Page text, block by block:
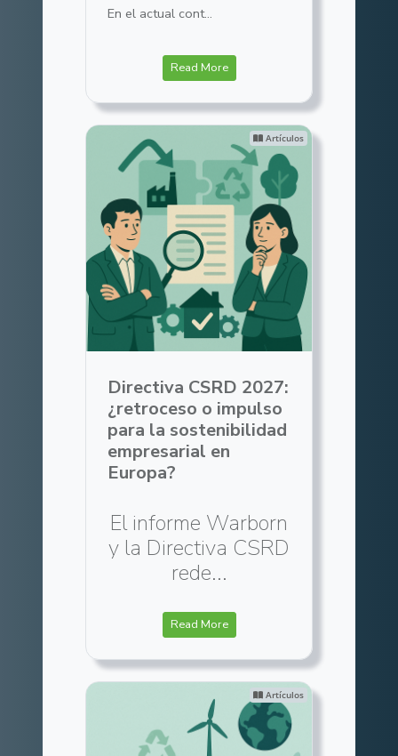
En el actual cont...
Read More
Artículos
Directiva CSRD 2027:
¿retroceso o impulso
para la sostenibilidad
empresarial en
Europa?
El informe Warborn
y la Directiva CSRD
rede...
Read More
Artículos